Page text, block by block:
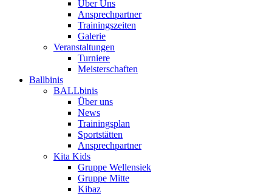
Über Uns
Ansprechpartner
Trainingszeiten
Galerie
Veranstaltungen
Turniere
Meisterschaften
Ballbinis
BALLbinis
Über uns
News
Trainingsplan
Sportstätten
Ansprechpartner
Kita Kids
Gruppe Wellensiek
Gruppe Mitte
Kibaz